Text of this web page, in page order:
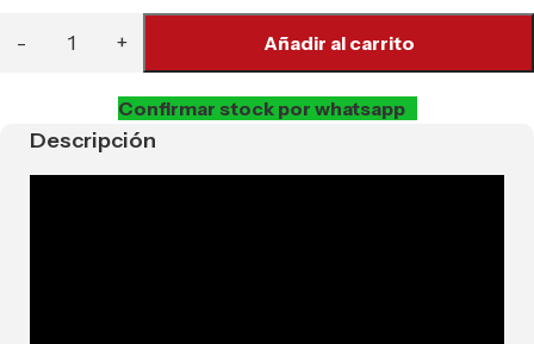
Añadir al carrito
Confirmar stock por whatsapp
Descripción